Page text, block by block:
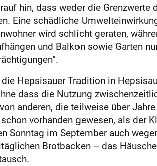
hin, dass weder die
Eine schädliche
wird schlicht geraten,
und Balkon sowie Garten
Hepsisauer Tradition in
dass die Nutzung
anderen, die teilweise über
vorhanden gewesen, als der
Sonntag im September auch
Brotbacken – das